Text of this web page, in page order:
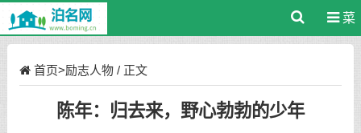
菜
首页>励志人物/ 正文
陈年：归去来，野心勃勃的少年